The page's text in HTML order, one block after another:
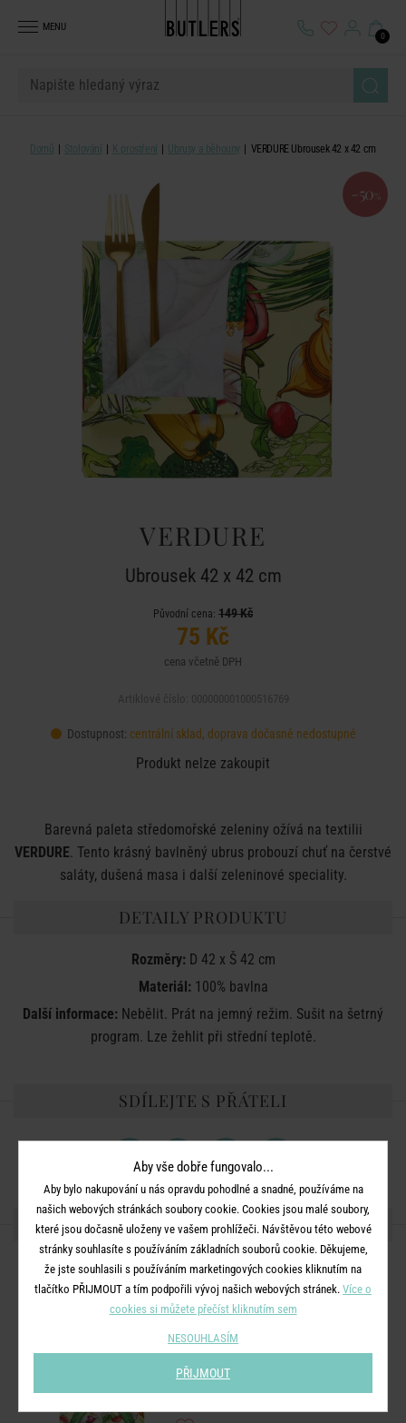
MENU
0
Domů Stolování K prostření Ubrusy a běhouny VERDURE Ubrousek 42 x 42 cm
-50 %
VERDURE
Ubrousek 42 x 42 cm
Původní cena: 149 Kč
75 Kč
cena včetně DPH
Dostupnost: centrální sklad, doprava dočasně nedostupné
Produkt nelze zakoupit
Barevná paleta středomořské zeleniny ožívá na textilii
VERDURE. Tento krásný bavlněný ubrus probouzí chuť na čerstvé
saláty, dušená masa i další zeleninové speciality.
DETAILY PRODUKTU
Rozměry: D 42 x Š 42 cm
Materiál:100% bavlna
Další informace: Nebělit. Prát na jemný režim. Sušit na šetrný
program. Lze žehlit při střední teplotě.
SDÍLEJTE S PŘÁTELI
DALŠÍ PRODUKTY ZE SÉRIE
-50%
Aby vše dobře fungovalo...
Aby bylo nakupování u nás opravdu pohodlné a snadné, používáme na
našich webových stránkách soubory cookie. Cookies jsou malé soubory,
které jsou dočasně uloženy ve vašem prohlížeči. Návštěvou této webové
stránky souhlasíte s používáním základních souborů cookie. Děkujeme,
že jste souhlasili s používáním marketingových cookies kliknutím na
tlačítko PŘIJMOUT a tím podpořili vývoj našich webových stránek. Více o
cookies si můžete přečíst kliknutím sem
NESOUHLASÍM
PŘIJMOUT